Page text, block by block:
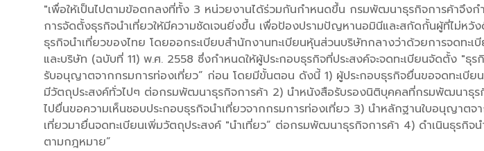
"เพื่อให้เป็นไปตามข้อตกลงที่ทั้ง 3 หน่วยงานได้ร่วมกันกำหนดขึ้น กรมพัฒนาธุรกิจการค้าจึง
การจัดตั้งธุรกิจนำเที่ยวให้มีความชัดเจนยิ่งขึ้น เพื่อป้องปรามปัญหานอมินีและสกัดกั้นผู้ที่ไม่หวัง
ธุรกิจนำเที่ยวของไทย โดยออกระเบียบสำนักงานทะเบียนหุ้นส่วนบริษัทกลางว่าด้วยการจดทะเ
และบริษัท (ฉบับที่ 11) พ.ศ. 2558 ซึ่งกำหนดให้ผู้ประกอบธุรกิจที่ประสงค์จะจดทะเบียนจัดตั้ง "ธุร
รับอนุญาตจากกรมการท่องเที่ยว” ก่อน โดยมีขั้นตอน ดังนี้ 1) ผู้ประกอบธุรกิจยื่นขอจดทะเบี
มีวัตถุประสงค์ทั่วไปๆ ต่อกรมพัฒนาธุรกิจการค้า 2) นำหนังสือรับรองนิติบุคคลที่กรมพัฒนาธุร
ไปยื่นขอความเห็นชอบประกอบธุรกิจนำเที่ยวจากกรมการท่องเที่ยว 3) นำหลักฐานใบอนุญาตจ
เที่ยวมายื่นจดทะเบียนเพิ่มวัตถุประสงค์ "นำเที่ยว” ต่อกรมพัฒนาธุรกิจการค้า 4) ดำเนินธุรกิจ
ตามกฎหมาย”